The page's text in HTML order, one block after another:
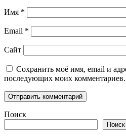
Имя *
Email *
Сайт
Сохранить моё имя, email и
последующих моих комментариев.
Поиск
Поиск